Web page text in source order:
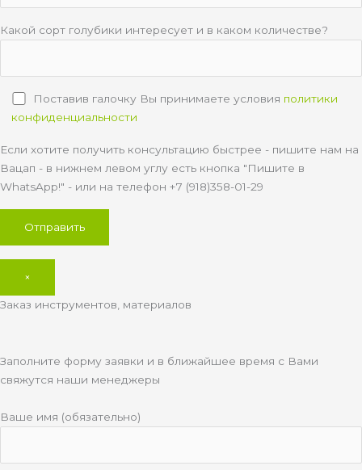
Какой сорт голубики интересует и в каком количестве?
Поставив галочку Вы принимаете условия политики
конфиденциальности
Если хотите получить консультацию быстрее - пишите нам на
Вацап - в нижнем левом углу есть кнопка "Пишите в
WhatsApp!" - или на телефон +7 (918)358-01-29
×
Заказ инструментов, материалов
Заполните форму заявки и в ближайшее время с Вами
свяжутся наши менеджеры
Ваше имя (обязательно)